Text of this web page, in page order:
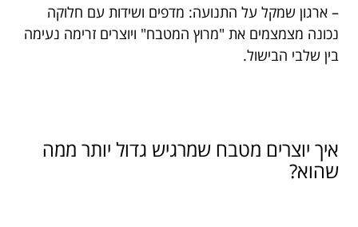
– ארגון שמקל על התנועה: מדפים ושידות עם חלוקה
נכונה מצמצמים את "מרוץ המטבח" ויוצרים זרימה נעימה
בין שלבי הבישול.
איך יוצרים מטבח שמרגיש גדול יותר ממה
שהוא?